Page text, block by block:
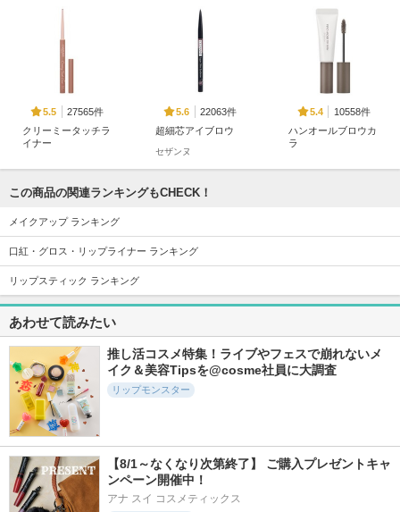
5.5
27565件
クリーミータッチラ
イナー
5.6
22063件
超細芯アイブロウ
セザンヌ
5.4
10558件
ハンオールブロウカ
ラ
5.2
18673件
塗るつけまつげ 自
まつげ際立てタイプ
デジャヴュ
チークブラッシュ
ポッピングシルエッ
トシャドウ
5.4
14051件
デザイニングアイブ
ロウ3D
ケイト
RMK デューイーメ
ルト リップカラー
カラーリングアイブ
ロウEX
この商品の関連ランキングもCHECK！
メイクアップ ランキング
口紅・グロス・リップライナー ランキング
リップスティック ランキング
あわせて読みたい
推し活コスメ特集！ライブやフェスで崩れないメ
イク＆美容Tipsを@cosme社員に大調査
リップモンスター
【8/1～なくなり次第終了】 ご購入プレゼントキャ
ンペーン開催中！
アナ スイ コスメティックス